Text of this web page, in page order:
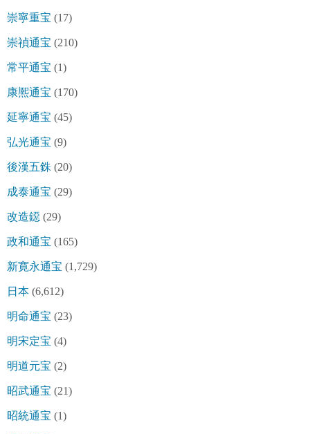
崇寧重宝 (17)
崇禎通宝 (210)
常平通宝 (1)
康熈通宝 (170)
延寧通宝 (45)
弘光通宝 (9)
後漢五銖 (20)
成泰通宝 (29)
改造鐚 (29)
政和通宝 (165)
新寛永通宝 (1,729)
日本 (6,612)
明命通宝 (23)
明宋定宝 (4)
明道元宝 (2)
昭武通宝 (21)
昭統通宝 (1)